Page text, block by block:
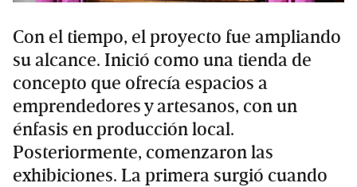
Con el tiempo, el proyecto fue ampliando
su alcance. Inició como una tienda de
concepto que ofrecía espacios a
emprendedores y artesanos, con un
énfasis en producción local.
Posteriormente, comenzaron las
exhibiciones. La primera surgió cuando